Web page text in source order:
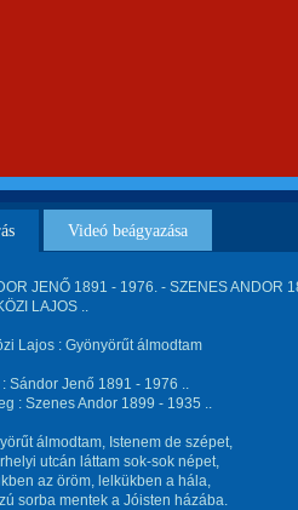
Videó beágyazása
JENŐ 1891 - 1976. - SZENES ANDOR
LAJOS ..
Lajos : Gyönyörűt álmodtam
Sándor Jenő 1891 - 1976 ..
: Szenes Andor 1899 - 1935 ..
álmodtam, Istenem de szépet,
utcán láttam sok-sok népet,
az öröm, lelkükben a hála,
sorba mentek a Jóisten házába.